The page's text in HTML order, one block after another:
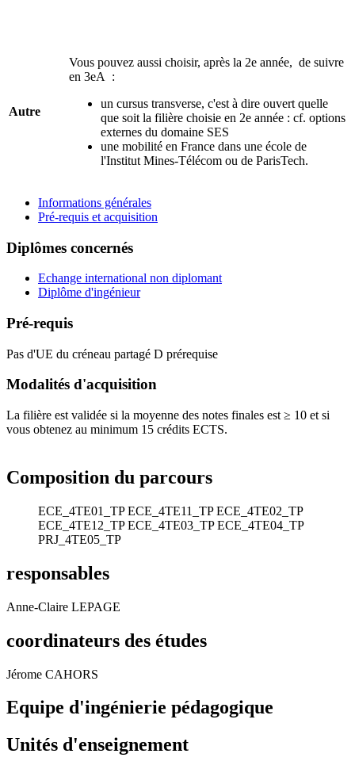
Autre
Vous pouvez aussi choisir, après la 2e année, de suivre
en 3eA :
un cursus transverse, c'est à dire ouvert quelle
que soit la filière choisie en 2e année : cf. options
externes du domaine SES
une mobilité en France dans une école de
l'Institut Mines-Télécom ou de ParisTech.
Informations générales
Pré-requis et acquisition
Diplômes concernés
Echange international non diplomant
Diplôme d'ingénieur
Pré-requis
Pas d'UE du créneau partagé D prérequise
Modalités d'acquisition
La filière est validée si la moyenne des notes finales est ≥ 10 et si
vous obtenez au minimum 15 crédits ECTS.
Composition du parcours
ECE_4TE01_TP ECE_4TE11_TP ECE_4TE02_TP
ECE_4TE12_TP ECE_4TE03_TP ECE_4TE04_TP
PRJ_4TE05_TP
responsables
Anne-Claire LEPAGE
coordinateurs des études
Jérome CAHORS
Equipe d'ingénierie pédagogique
Unités d'enseignement